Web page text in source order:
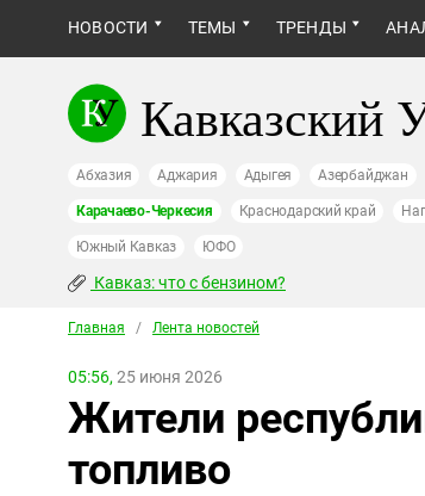
НОВОСТИ ТЕМЫ ТРЕНДЫ
Кавказский
Абхазия Аджария Адыгея Азербайджан
Карачаево-Черкесия Краснодарский край
Южный Кавказ ЮФО
Кавказ: что с бензином?
Главная / Лента новостей
05:56, 25 июня 2026
Жители
топливо